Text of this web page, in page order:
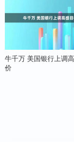
牛千万 美国银行上调
价